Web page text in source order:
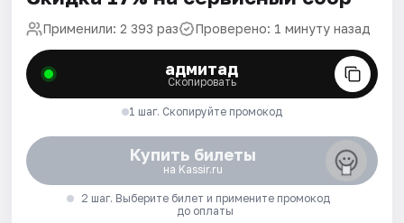
Применили: 2 393 раз Проверено: 1 минуту назад
адмитад
Скопировать
1 шаг. Скопируйте промокод
Купить билеты
на Kassir.ru
2 шаг. Выберите билет и примените промокод
до оплаты